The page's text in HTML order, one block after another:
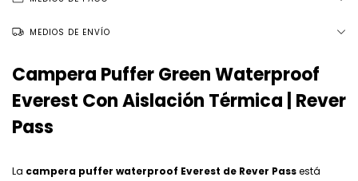
MEDIOS DE ENVÍO
Campera Puffer Green Waterproof
Everest Con Aislación Térmica | Rever
Pass
La campera puffer waterproof Everest de Rever Passestá